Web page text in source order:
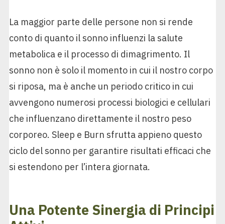
La maggior parte delle persone non si rende
conto di quanto il sonno influenzi la salute
metabolica e il processo di dimagrimento. Il
sonno non è solo il momento in cui il nostro corpo
si riposa, ma è anche un periodo critico in cui
avvengono numerosi processi biologici e cellulari
che influenzano direttamente il nostro peso
corporeo. Sleep e Burn sfrutta appieno questo
ciclo del sonno per garantire risultati efficaci che
si estendono per l’intera giornata.
Una Potente Sinergia di Principi